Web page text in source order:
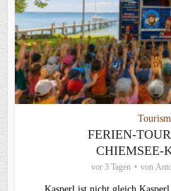
FERIEN-
CHIEMSEE-
vor 3 Tagen von